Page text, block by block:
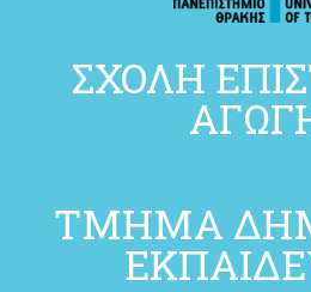
ΣΧΟΛΗ
ΤΜΗΜΑ